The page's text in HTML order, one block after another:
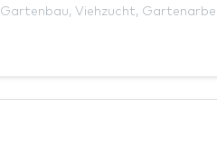
Gartenbau, Viehzucht,